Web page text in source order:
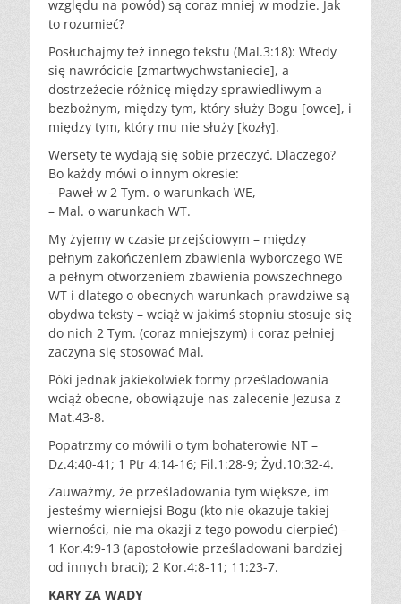
względu na powód) są coraz mniej w modzie. Jak
to rozumieć?
Posłuchajmy też innego tekstu (Mal.3:18): Wtedy
się nawrócicie [zmartwychwstaniecie], a
dostrzeżecie różnicę między sprawiedliwym a
bezbożnym, między tym, który służy Bogu [owce], i
między tym, który mu nie służy [kozły].
Wersety te wydają się sobie przeczyć. Dlaczego?
Bo każdy mówi o innym okresie:
– Paweł w 2 Tym. o warunkach WE,
– Mal. o warunkach WT.
My żyjemy w czasie przejściowym – między
pełnym zakończeniem zbawienia wyborczego WE
a pełnym otworzeniem zbawienia powszechnego
WT i dlatego o obecnych warunkach prawdziwe są
obydwa teksty – wciąż w jakimś stopniu stosuje się
do nich 2 Tym. (coraz mniejszym) i coraz pełniej
zaczyna się stosować Mal.
Póki jednak jakiekolwiek formy prześladowania
wciąż obecne, obowiązuje nas zalecenie Jezusa z
Mat.43-8.
Popatrzmy co mówili o tym bohaterowie NT –
Dz.4:40-41; 1 Ptr 4:14-16; Fil.1:28-9; Żyd.10:32-4.
Zauważmy, że prześladowania tym większe, im
jesteśmy wierniejsi Bogu (kto nie okazuje takiej
wierności, nie ma okazji z tego powodu cierpieć) –
1 Kor.4:9-13 (apostołowie prześladowani bardziej
od innych braci); 2 Kor.4:8-11; 11:23-7.
KARY ZA WADY